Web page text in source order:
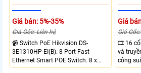
Giá bán: 5%-35%
Giá Gốc: Liên hệ
📹 Switch PoE Hikvision DS-
3E1310HP-EI(B). 8 Port Fast
Ethernet Smart POE Switch. 8 x
10/100M PoE Ports, 2 x Gigabit
Giá
Giá
🎞 16
và
công
thống